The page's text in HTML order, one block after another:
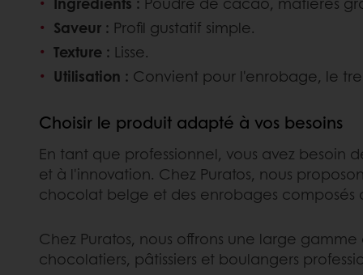
Saveur : Profil gustatif simple.
Texture : Lisse.
Utilisation : Convient pour l'enrobage, le
Choisir le produit adapté à vos besoins
En tant que professionnel, vous avez
et à l'innovation. Chez Puratos, nous
chocolat belge et des enrobages composés
Chez Puratos, nous offrons une large
chocolatiers, pâtissiers et boulangers